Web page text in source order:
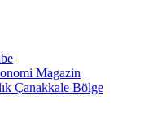
Magazin
Çanakkale Bölge